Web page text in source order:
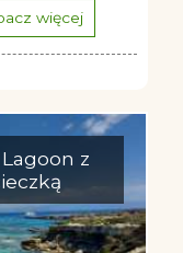
więcej
z